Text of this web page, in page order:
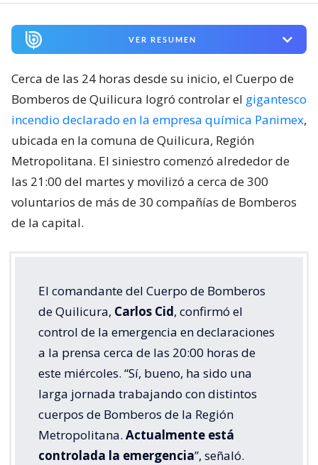
VER RESUMEN
Cerca de las 24 horas desde su inicio, el Cuerpo de
Bomberos de Quilicura logró controlar el gigantesco
incendio declarado en la empresa química Panimex,
ubicada en la comuna de Quilicura, Región
Metropolitana. El siniestro comenzó alrededor de
las 21:00 del martes y movilizó a cerca de 300
voluntarios de más de 30 compañías de Bomberos
de la capital.
El comandante del Cuerpo de Bomberos
de Quilicura, Carlos Cid, confirmó el
control de la emergencia en declaraciones
a la prensa cerca de las 20:00 horas de
este miércoles. “Sí, bueno, ha sido una
larga jornada trabajando con distintos
cuerpos de Bomberos de la Región
Metropolitana. Actualmente está
controlada la emergencia”, señaló.